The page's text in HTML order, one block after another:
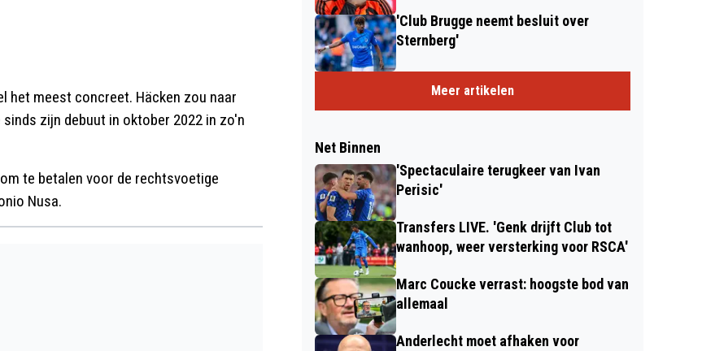
het meest concreet. Häcken zou naar
zijn debuut in oktober 2022 in zo'n
te betalen voor de rechtsvoetige
Nusa.
'Club Brugge neemt besluit over
Sternberg'
Meer artikelen
Net Binnen
'Spectaculaire terugkeer van Ivan
Perisic'
Transfers LIVE. 'Genk drijft Club tot
wanhoop, weer versterking voor RSCA'
Marc Coucke verrast: hoogste bod van
allemaal
Anderlecht moet afhaken voor